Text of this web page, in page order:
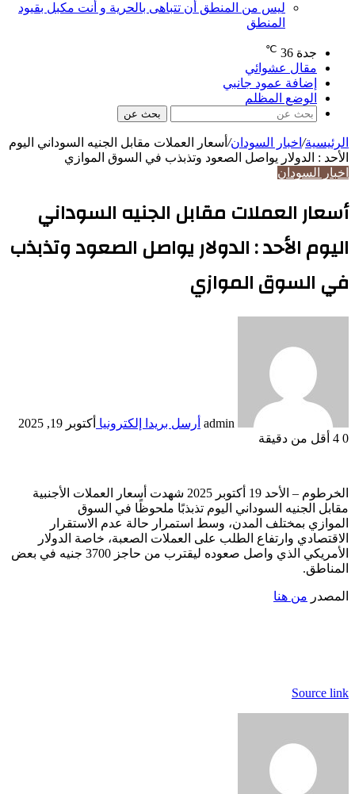
ليس من المنطق أن تتباهى بالحرية و أنت مكبل بقيود
المنطق
جدة 36
℃
مقال عشوائي
إضافة عمود جانبي
الوضع المظلم
بحث عن
الرئيسية/ اخبار السودان/ أسعار العملات مقابل الجنيه السوداني اليوم
الأحد : الدولار يواصل الصعود وتذبذب في السوق الموازي
اخبار السودان
أسعار العملات مقابل الجنيه السوداني
اليوم الأحد : الدولار يواصل الصعود وتذبذب
في السوق الموازي
admin أرسل بريدا إلكترونيا أكتوبر 19, 2025
0
أقل من دقيقة
الخرطوم – الأحد 19 أكتوبر 2025 شهدت أسعار العملات الأجنبية
مقابل الجنيه السوداني اليوم تذبذبًا ملحوظًا في السوق
الموازي بمختلف المدن، وسط استمرار حالة عدم الاستقرار
الاقتصادي وارتفاع الطلب على العملات الصعبة، خاصة الدولار
الأمريكي الذي واصل صعوده ليقترب من حاجز 3700 جنيه في بعض
المناطق.
المصدر من هنا
Source link